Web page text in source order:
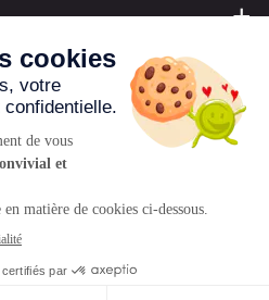
Mentions légales